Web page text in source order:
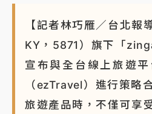
【記者林巧雁／台北報
KY，5871）旗下「
宣布與全台線上旅遊
（ezTravel）進行策略
旅遊產品時，不僅可享